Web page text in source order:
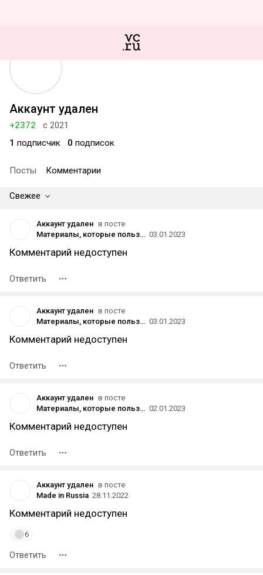
Аккаунт удален
+2372
с 2021
1 подписчик 0 подписок
Посты Комментарии
Свежее
Аккаунт удален в посте
Материалы, которые пользователи vc.ru чаще всего добавляли в закладки в 2022 году 03.01.2023
Комментарий недоступен
Ответить
Аккаунт удален в посте
Материалы, которые пользователи vc.ru чаще всего добавляли в закладки в 2022 году 03.01.2023
Комментарий недоступен
Ответить
Аккаунт удален в посте
Материалы, которые пользователи vc.ru чаще всего добавляли в закладки в 2022 году 02.01.2023
Комментарий недоступен
Ответить
Аккаунт удален в посте
Made in Russia 28.11.2022
Комментарий недоступен
6
Ответить